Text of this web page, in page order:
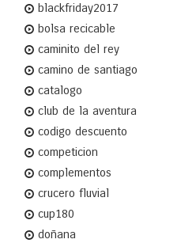
blackfriday2017
bolsa recicable
caminito del rey
camino de santiago
catalogo
club de la aventura
codigo descuento
competicion
complementos
crucero fluvial
cup180
doñana